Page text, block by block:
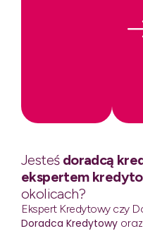
Jesteśdoradcą
ekspertem
okolicach?
Ekspert Kredytowy czy
Doradca Kredytowy oraz